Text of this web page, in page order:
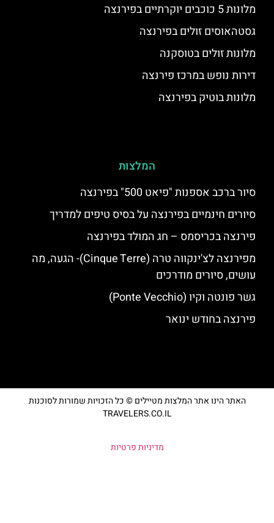
מלונות 5 כוכבים יוקרתיים בפירנצה
גסטהאוסים זולים בפירנצה
מלונות זולים בטוסקנה
דירות נופש במרכז פירנצה
מלונות בוטיק בפירנצה
המלצות
סיור ברכב אספנות "פיאט 500" בפירנצה
סיורים חינמיים בפירנצה על בסיס טיפים למדריך
פירנצה בכריסמס – חג המולד בפירנצה
מפירנצה לצ'ינקווה טרה (Cinque Terre)- הגעה, מה
עושים, סיורים מודרכים
גשר פונטה וקיו (Ponte Vecchio)
פירנצה בחודש ינואר
האתר הינו אתר המלצות מטיילים © כל הזכויות שמורות לסוכנות
TRAVELERS.CO.IL
מדיניות פרטיות